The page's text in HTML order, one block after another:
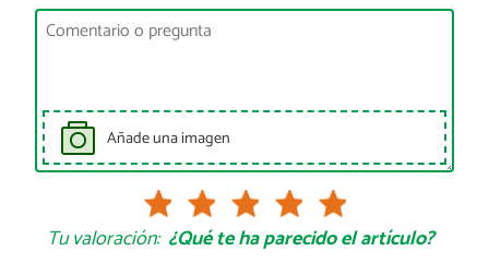
Añade una imagen
Tu valoración: ¿Qué te ha parecido el artículo?